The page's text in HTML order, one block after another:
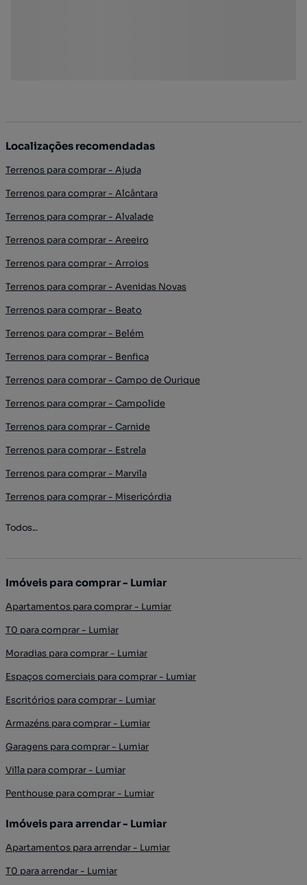
Localizações recomendadas
Terrenos para comprar - Ajuda
Terrenos para comprar - Alcântara
Terrenos para comprar - Alvalade
Terrenos para comprar - Areeiro
Terrenos para comprar - Arroios
Terrenos para comprar - Avenidas Novas
Terrenos para comprar - Beato
Terrenos para comprar - Belém
Terrenos para comprar - Benfica
Terrenos para comprar - Campo de Ourique
Terrenos para comprar - Campolide
Terrenos para comprar - Carnide
Terrenos para comprar - Estrela
Terrenos para comprar - Marvila
Terrenos para comprar - Misericórdia
Todos...
Imóveis para comprar - Lumiar
Apartamentos para comprar - Lumiar
T0 para comprar - Lumiar
Moradias para comprar - Lumiar
Espaços comerciais para comprar - Lumiar
Escritórios para comprar - Lumiar
Armazéns para comprar - Lumiar
Garagens para comprar - Lumiar
Villa para comprar - Lumiar
Penthouse para comprar - Lumiar
Imóveis para arrendar - Lumiar
Apartamentos para arrendar - Lumiar
T0 para arrendar - Lumiar